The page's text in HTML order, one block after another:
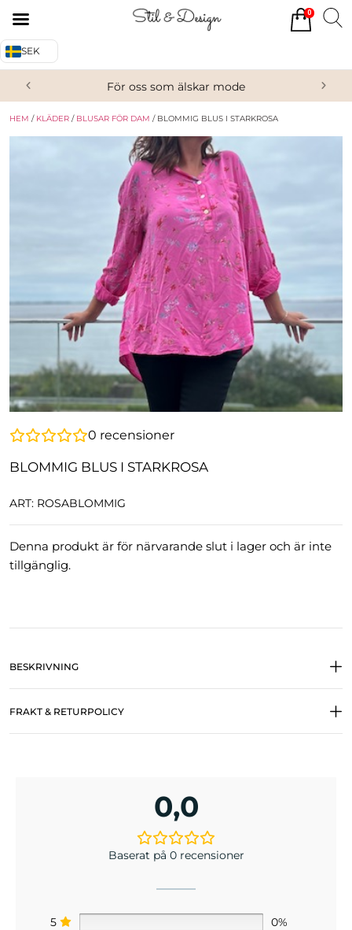
SEK
För oss som älskar mode
HEM / KLÄDER / BLUSAR FÖR DAM / BLOMMIG BLUS I STARKROSA
0 recensioner
BLOMMIG BLUS I STARKROSA
ART: ROSABLOMMIG
Denna produkt är för närvarande slut i lager och är inte
tillgänglig.
BESKRIVNING
FRAKT & RETURPOLICY
0,0
Baserat på 0 recensioner
5
0%
0
Alla produkter
Om oss